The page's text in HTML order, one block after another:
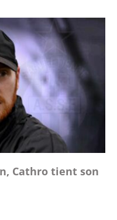
Cathro tient son